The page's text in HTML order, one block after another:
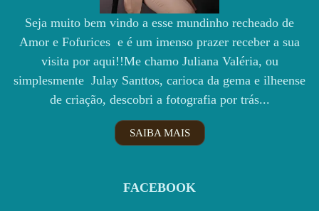
Seja muito bem vindo a esse mundinho recheado de
Amor e Fofurices e é um imenso prazer receber a sua
visita por aqui!!Me chamo Juliana Valéria, ou
simplesmente Julay Santtos, carioca da gema e ilheense
de criação, descobri a fotografia por trás...
SAIBA MAIS
FACEBOOK